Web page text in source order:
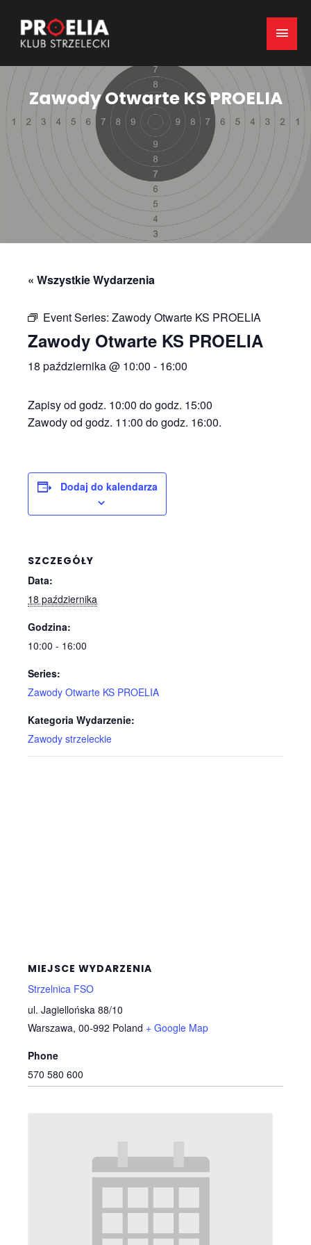
Main
Zawody Otwarte KS PROELIA
« Wszystkie Wydarzenia
Event Series: Zawody Otwarte KS PROELIA
Zawody Otwarte KS PROELIA
18 października @ 10:00 - 16:00
Zapisy od godz. 10:00 do godz. 15:00
Zawody od godz. 11:00 do godz. 16:00.
Dodaj do kalendarza
SZCZEGÓŁY
Data:
18 października
Godzina:
10:00 - 16:00
Series:
Zawody Otwarte KS PROELIA
Kategoria Wydarzenie:
Zawody strzeleckie
MIEJSCE WYDARZENIA
Strzelnica FSO
ul. Jagiellońska 88/10
Warszawa, 00-992 Poland + Google Map
Phone
570 580 600